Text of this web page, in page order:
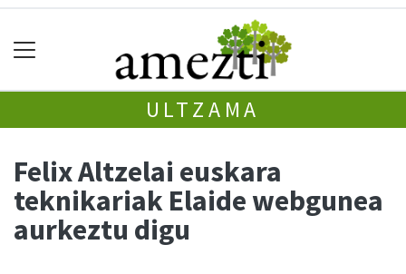
ULTZAMA
Felix Altzelai euskara
teknikariak Elaide webgunea
aurkeztu digu